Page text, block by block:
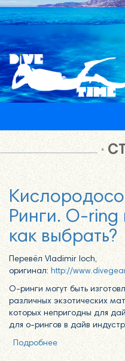
Ринги. O-
как выбрать?
Перевёл Vladimir Ioch,
оригинал: http://
О-ринги могут быть
различных экзотических
которых непригодны для
для о-рингов в дайв
Подробнее
кислород, как